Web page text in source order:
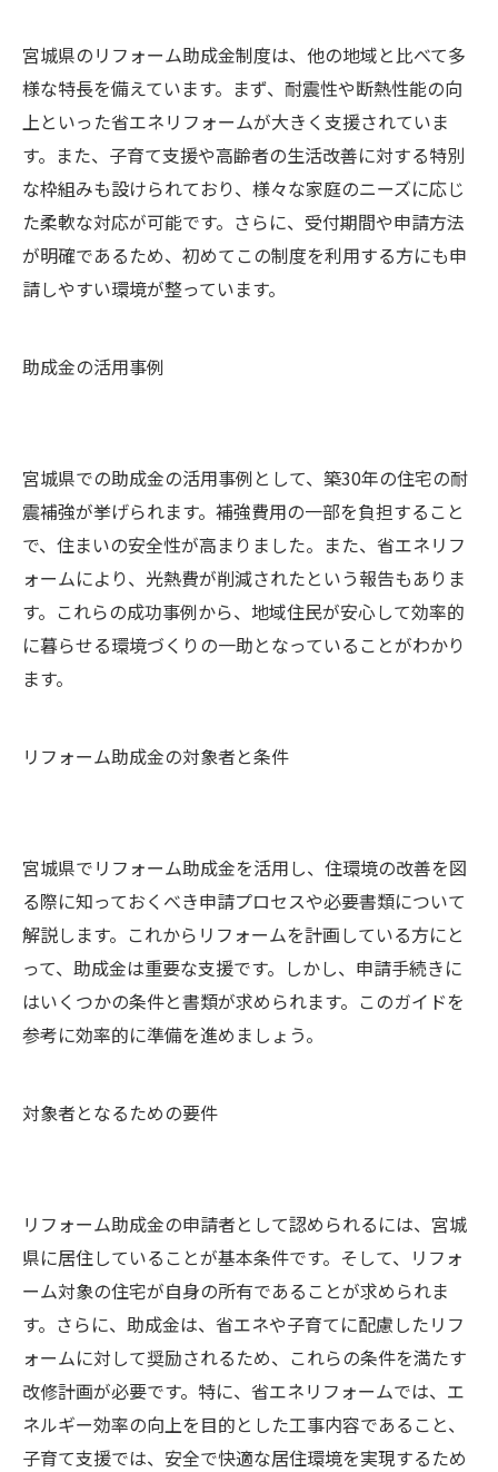
宮城県のリフォーム助成金制度は、他の地域と比べて多
様な特長を備えています。まず、耐震性や断熱性能の向
上といった省エネリフォームが大きく支援されていま
す。また、子育て支援や高齢者の生活改善に対する特別
な枠組みも設けられており、様々な家庭のニーズに応じ
た柔軟な対応が可能です。さらに、受付期間や申請方法
が明確であるため、初めてこの制度を利用する方にも申
請しやすい環境が整っています。
助成金の活用事例
宮城県での助成金の活用事例として、築30年の住宅の耐
震補強が挙げられます。補強費用の一部を負担すること
で、住まいの安全性が高まりました。また、省エネリフ
ォームにより、光熱費が削減されたという報告もありま
す。これらの成功事例から、地域住民が安心して効率的
に暮らせる環境づくりの一助となっていることがわかり
ます。
リフォーム助成金の対象者と条件
宮城県でリフォーム助成金を活用し、住環境の改善を図
る際に知っておくべき申請プロセスや必要書類について
解説します。これからリフォームを計画している方にと
って、助成金は重要な支援です。しかし、申請手続きに
はいくつかの条件と書類が求められます。このガイドを
参考に効率的に準備を進めましょう。
対象者となるための要件
リフォーム助成金の申請者として認められるには、宮城
県に居住していることが基本条件です。そして、リフォ
ーム対象の住宅が自身の所有であることが求められま
す。さらに、助成金は、省エネや子育てに配慮したリフ
ォームに対して奨励されるため、これらの条件を満たす
改修計画が必要です。特に、省エネリフォームでは、エ
ネルギー効率の向上を目的とした工事内容であること、
子育て支援では、安全で快適な居住環境を実現するため